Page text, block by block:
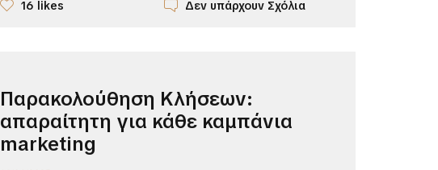
16 likes Δεν υπάρχουν Σχόλια
Παρακολούθηση Κλήσεων:
απαραίτητη για κάθε καμπάνια
marketing